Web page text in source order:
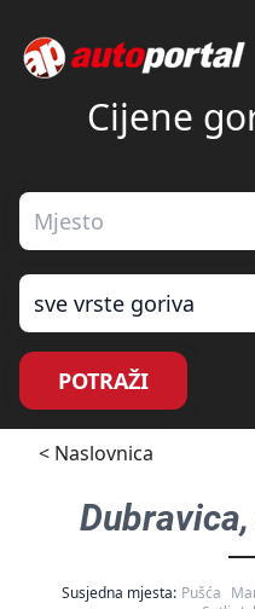
Cijene
sve vrste goriva
POTRAŽI
< Naslovnica
Dubravica
Susjedna mjesta: Pušća